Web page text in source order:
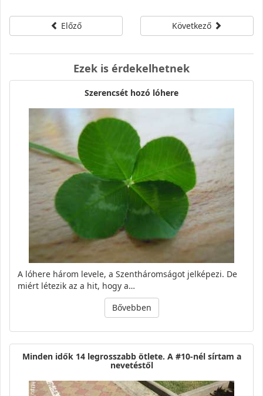
Előző Következő
Ezek is érdekelhetnek
Szerencsét hozó lóhere
A lóhere három levele, a Szentháromságot jelképezi. De
miért létezik az a hit, hogy a…
Bővebben
Minden idők 14 legrosszabb ötlete. A #10-nél sírtam a
nevetéstől